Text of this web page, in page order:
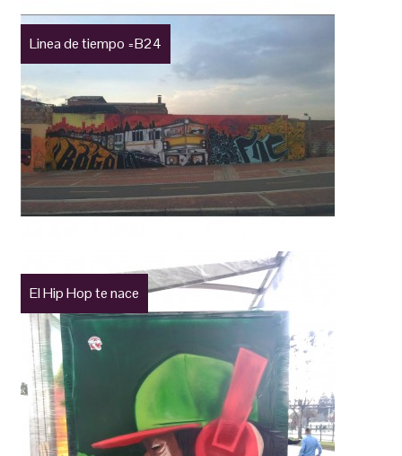
Linea de tiempo =B24
El Hip Hop te nace